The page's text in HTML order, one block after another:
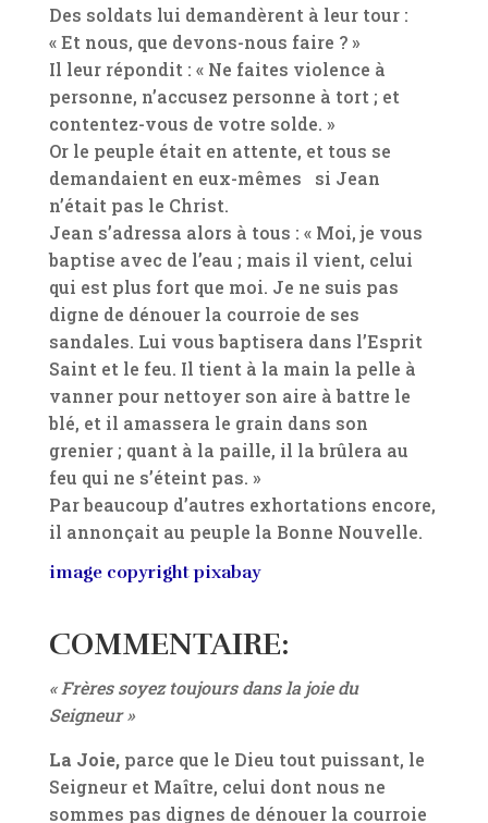
Des soldats lui demandèrent à leur tour :
« Et nous, que devons-nous faire ? »
Il leur répondit : « Ne faites violence à
personne, n’accusez personne à tort ; et
contentez-vous de votre solde. »
Or le peuple était en attente, et tous se
demandaient en eux-mêmes si Jean
n’était pas le Christ.
Jean s’adressa alors à tous : « Moi, je vous
baptise avec de l’eau ; mais il vient, celui
qui est plus fort que moi. Je ne suis pas
digne de dénouer la courroie de ses
sandales. Lui vous baptisera dans l’Esprit
Saint et le feu. Il tient à la main la pelle à
vanner pour nettoyer son aire à battre le
blé, et il amassera le grain dans son
grenier ; quant à la paille, il la brûlera au
feu qui ne s’éteint pas. »
Par beaucoup d’autres exhortations encore,
il annonçait au peuple la Bonne Nouvelle.
image copyright pixabay
COMMENTAIRE:
« Frères soyez toujours dans la joie du
Seigneur »
La Joie, parce que le Dieu tout puissant, le
Seigneur et Maître, celui dont nous ne
sommes pas dignes de dénouer la courroie